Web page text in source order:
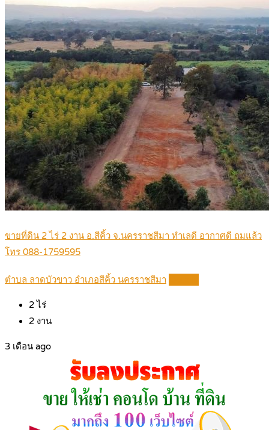
ขายที่ดิน 2 ไร่ 2 งาน อ.สีคิ้ว จ.นครราชสีมา ทำเลดี อากาศดี ถมแล้ว
โทร 088-1759595
ตำบล ลาดบัวขาว อำเภอสีคิ้ว นครราชสีมา
2 ไร่
2 งาน
3 เดือน ago